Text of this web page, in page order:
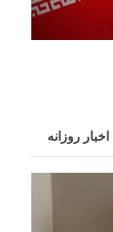
اخبار روزانه